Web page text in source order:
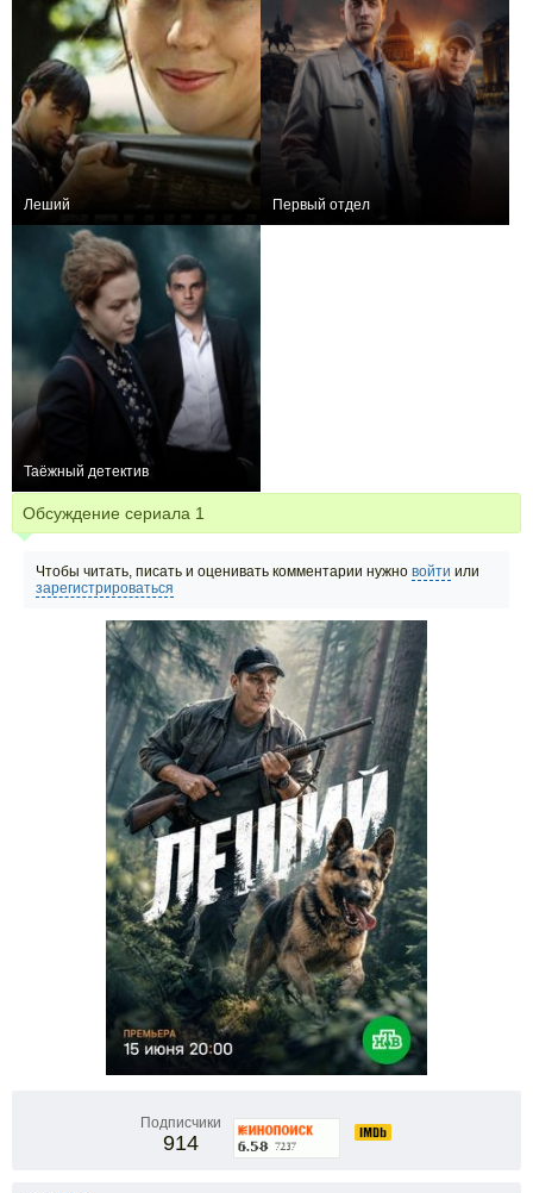
Леший Первый отдел
Таёжный детектив
Обсуждение сериала 1
Чтобы читать, писать и оценивать комментарии нужно войти или
зарегистрироваться
Подписчики
914